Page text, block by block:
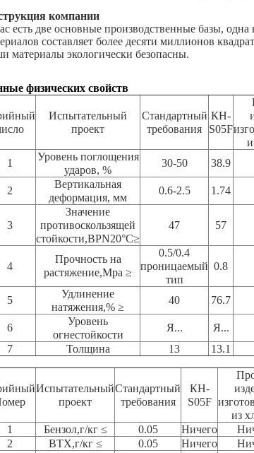
компании
есть две основные производственные базы,
составляет более десяти миллионов
материалы экологически безопасны.
физических свойств
Испытательный
проект
Стандартный
требования
КН-
S05F
1
Уровень поглощения
ударов, %
30-50 38.9
2
Вертикальная
деформация, мм
0.6-2.5 1.74
3
Значение
противоскользящей
стойкости,BPN20°C≥
47 57
4
Прочность на
растяжение,Mpa ≥
0.5/0.4
проницаемый
тип
0.8
5
Удлинение
натяжения,% ≥
40 76.7
6
Уровень
огнестойкости
Я... Я...
7
Толщина 13 13.1
Испытательный
проект
Стандартный
требования
КН-
S05F
из
1 Бензол,г/кг ≤ 0.05 Ничего
2
BTX,г/кг ≤ 0.05 Ничего